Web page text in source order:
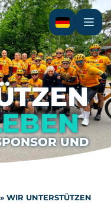
UND
» WIR UNTERSTÜTZEN